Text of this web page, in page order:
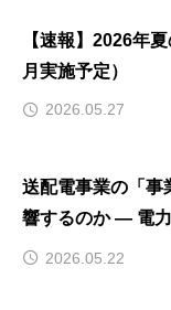
【速報】2026年
月実施予定）
2026.05.27
送配電事業の「事
響するのか ― 電力ファイナンスで読み解くレベニューキ
ャップ制度 ―
2026.05.22